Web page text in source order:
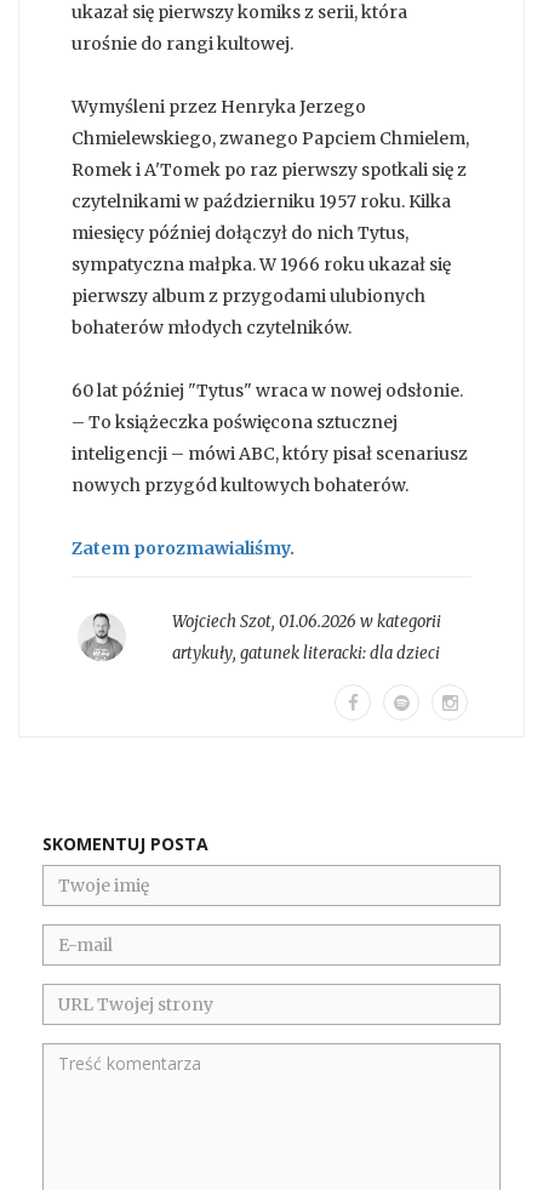
ukazał się pierwszy komiks z serii, która
urośnie do rangi kultowej.
Wymyśleni przez Henryka Jerzego
Chmielewskiego, zwanego Papciem Chmielem,
Romek i A'Tomek po raz pierwszy spotkali się z
czytelnikami w październiku 1957 roku. Kilka
miesięcy później dołączył do nich Tytus,
sympatyczna małpka. W 1966 roku ukazał się
pierwszy album z przygodami ulubionych
bohaterów młodych czytelników.
60 lat później "Tytus" wraca w nowej odsłonie.
– To książeczka poświęcona sztucznej
inteligencji – mówi ABC, który pisał scenariusz
nowych przygód kultowych bohaterów.
Zatem porozmawialiśmy.
Wojciech Szot, 01.06.2026 w kategorii
artykuły, gatunek literacki:dla dzieci
SKOMENTUJ POSTA